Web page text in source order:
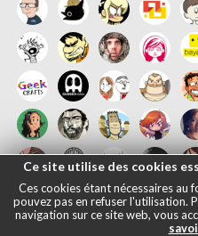
Ce site utilise des cookies
Ces cookies étant nécessaires au
pouvez pas en refuser l'utilisation.
navigation sur ce site web, vous